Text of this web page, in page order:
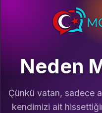
Neden
Çünkü vatan, sadece
kendimizi ait